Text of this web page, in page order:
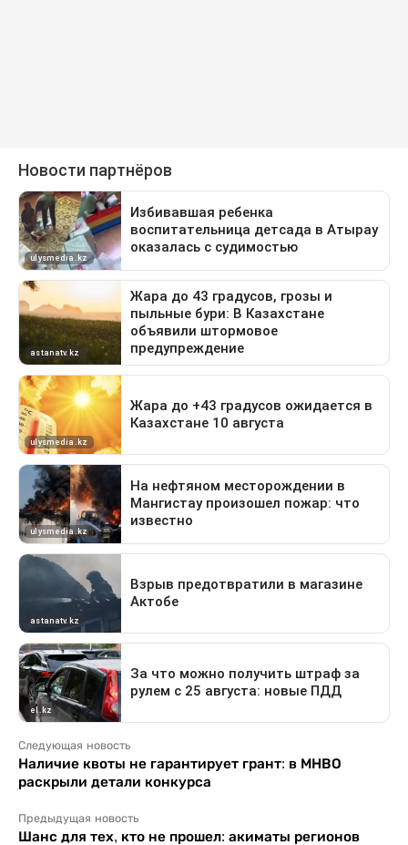
Следующая новость
Наличие квоты не гарантирует грант: в МНВО
раскрыли детали конкурса
Предыдущая новость
Шанс для тех, кто не прошел: акиматы регионов